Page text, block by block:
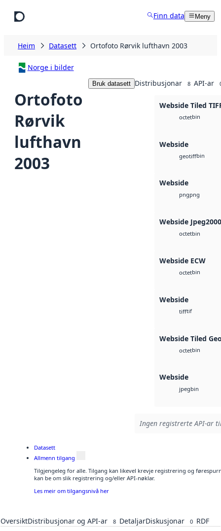
Finn data Meny
Heim Datasett Ortofoto Rørvik lufthavn 2003
Norge i bilder
Ortofoto
Rørvik
lufthavn
2003
Bruk datasett Distribusjonar 8 API-ar
Webside Tiled
octetbin
Webside
geotiffbin
Webside
pngpng
Webside Jpeg2000
octetbin
Webside ECW
octetbin
Webside
tifftif
Webside Tiled
octetbin
Webside
jpegbin
Ingen registrerte API-ar
Datasett
Allmenn tilgang
Tilgjengeleg for alle. Tilgang kan likevel krevje registrering og
kan be om slik registrering og/eller API-nøklar.
Les meir om tilgangsnivå her
OversiktDistribusjonar og API-ar 8 DetaljarDiskusjonar 0 RDF